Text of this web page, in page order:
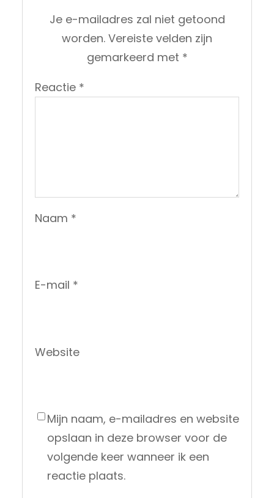
Je e-mailadres zal niet getoond
worden. Vereiste velden zijn
gemarkeerd met *
Reactie *
Naam *
E-mail *
Website
Mijn naam, e-mailadres en website
opslaan in deze browser voor de
volgende keer wanneer ik een
reactie plaats.